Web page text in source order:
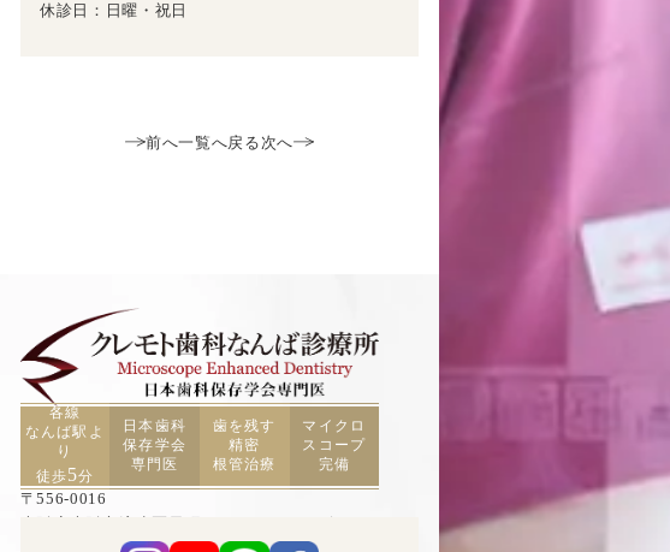
休診日：日曜・祝日
前へ一覧へ戻る 次へ
各線
なんば駅よ
り
徒歩5分
日本歯科
保存学会
専門医
歯を残す
精密
根管治療
マイクロ
スコープ
完備
〒556-0016